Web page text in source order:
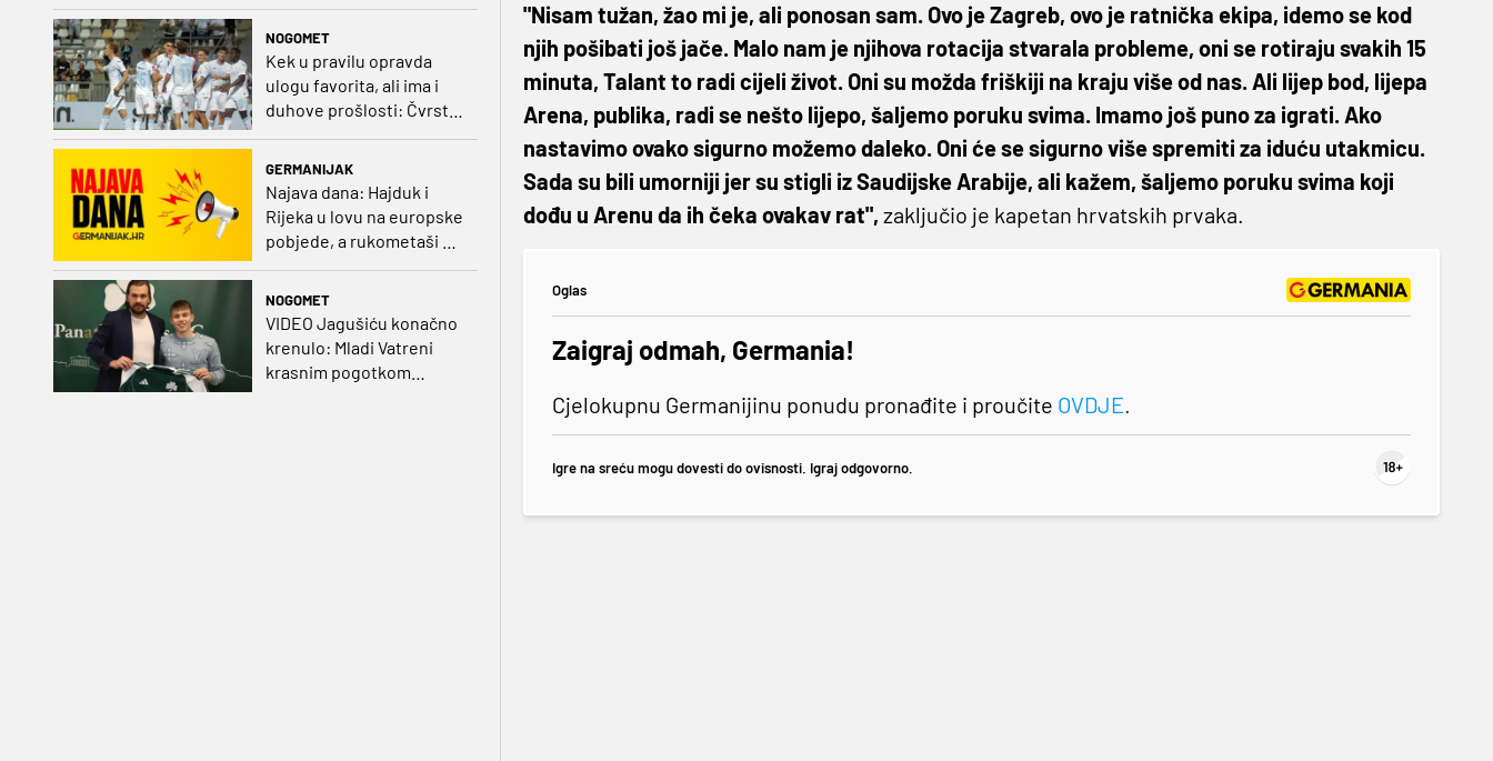
NOGOMET
Kek u pravilu opravda
ulogu favorita, ali ima i
duhove prošlosti: Čvrsta
Rijeka može na Rujevici
GERMANIJAK
Najava dana: Hajduk i
Rijeka u lovu na europske
pobjede, a rukometaši na
NOGOMET
VIDEO Jagušiću konačno
krenulo: Mladi Vatreni
krasnim pogotkom
"Nisam tužan, žao mi je, ali ponosan sam. Ovo je Zagreb, ovo je ratnička ekipa, idemo se kod
njih pošibati još jače. Malo nam je njihova rotacija stvarala probleme, oni se rotiraju svakih 15
minuta, Talant to radi cijeli život. Oni su možda friškiji na kraju više od nas. Ali lijep bod, lijepa
Arena, publika, radi se nešto lijepo, šaljemo poruku svima. Imamo još puno za igrati. Ako
nastavimo ovako sigurno možemo daleko. Oni će se sigurno više spremiti za iduću utakmicu.
Sada su bili umorniji jer su stigli iz Saudijske Arabije, ali kažem, šaljemo poruku svima koji
dođu u Arenu da ih čeka ovakav rat", zaključio je kapetan hrvatskih prvaka.
Oglas
Zaigraj odmah, Germania!
Cjelokupnu Germanijinu ponudu pronađite i proučite OVDJE.
Igre na sreću mogu dovesti do ovisnosti. Igraj odgovorno.